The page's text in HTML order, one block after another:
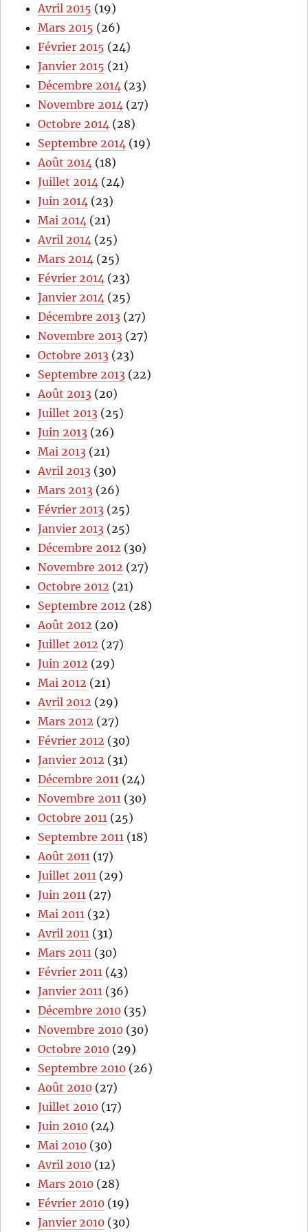
Avril 2015 (19)
Mars 2015 (26)
Février 2015 (24)
Janvier 2015 (21)
Décembre 2014 (23)
Novembre 2014 (27)
Octobre 2014 (28)
Septembre 2014 (19)
Août 2014 (18)
Juillet 2014 (24)
Juin 2014 (23)
Mai 2014 (21)
Avril 2014 (25)
Mars 2014 (25)
Février 2014 (23)
Janvier 2014 (25)
Décembre 2013 (27)
Novembre 2013 (27)
Octobre 2013 (23)
Septembre 2013 (22)
Août 2013 (20)
Juillet 2013 (25)
Juin 2013 (26)
Mai 2013 (21)
Avril 2013 (30)
Mars 2013 (26)
Février 2013 (25)
Janvier 2013 (25)
Décembre 2012 (30)
Novembre 2012 (27)
Octobre 2012 (21)
Septembre 2012 (28)
Août 2012 (20)
Juillet 2012 (27)
Juin 2012 (29)
Mai 2012 (21)
Avril 2012 (29)
Mars 2012 (27)
Février 2012 (30)
Janvier 2012 (31)
Décembre 2011 (24)
Novembre 2011 (30)
Octobre 2011 (25)
Septembre 2011 (18)
Août 2011 (17)
Juillet 2011 (29)
Juin 2011 (27)
Mai 2011 (32)
Avril 2011 (31)
Mars 2011 (30)
Février 2011 (43)
Janvier 2011 (36)
Décembre 2010 (35)
Novembre 2010 (30)
Octobre 2010 (29)
Septembre 2010 (26)
Août 2010 (27)
Juillet 2010 (17)
Juin 2010 (24)
Mai 2010 (30)
Avril 2010 (12)
Mars 2010 (28)
Février 2010 (19)
Janvier 2010 (30)